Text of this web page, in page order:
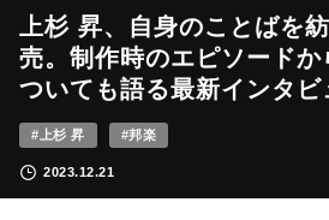
上杉 昇、自身のことばを
売。制作時のエピソードか
ついても語る最新インタビ
#上杉 昇 #邦楽
2023.12.21